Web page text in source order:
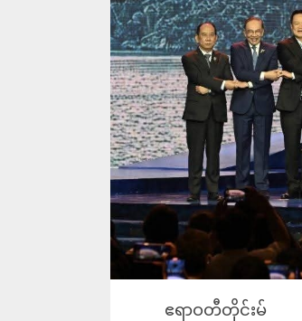
ဧရာဝတီတိုင်းမ်